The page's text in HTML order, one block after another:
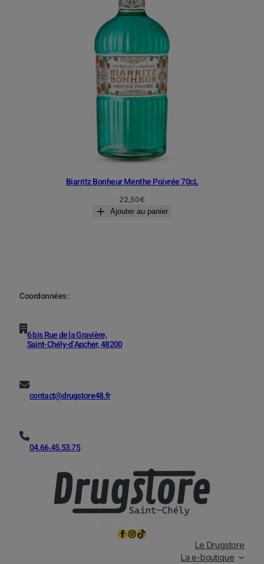
Biarritz Bonheur Menthe Poivrée 70cL
22,50€
Ajouter au panier
Coordonnées :
6 bis Rue de la Gravière,
Saint-Chély-d’Apcher, 48200
contact@drugstore48.fr
04.66.45.53.75
FacebookInstagramTikTok
Le Drugstore
La e-boutique